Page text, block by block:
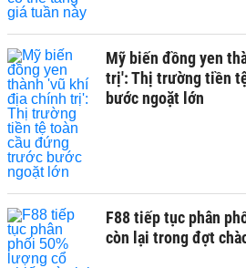
Mỹ biến đồng yen
trị': Thị trường tiền
bước ngoặt lớn
F88 tiếp tục phân
còn lại trong đợt